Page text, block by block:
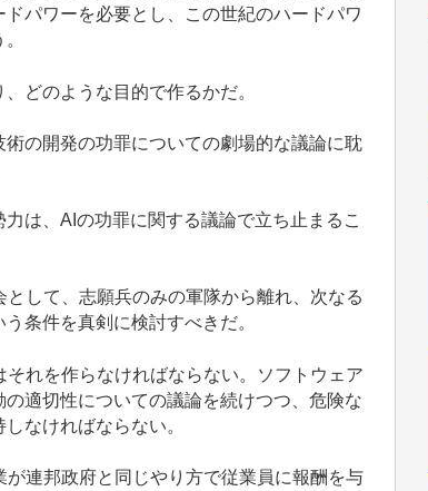
パワーを必要とし、この世紀のハードパワ
どのような目的で作るかだ。
の開発の功罪についての劇場的な議論に耽
は、AIの功罪に関する議論で立ち止まるこ
して、志願兵のみの軍隊から離れ、次なる
条件を真剣に検討すべきだ。
れを作らなければならない。ソフトウェア
適切性についての議論を続けつつ、危険な
なければならない。
連邦政府と同じやり方で従業員に報酬を与